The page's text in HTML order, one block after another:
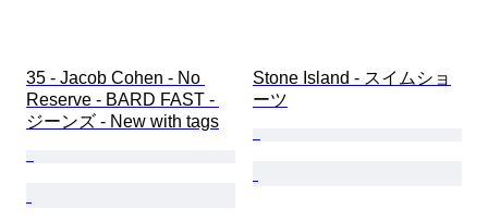
35 - Jacob Cohen - No
Reserve - BARD FAST -
ジーンズ - New with tags
Stone Island - スイムショ
ーツ